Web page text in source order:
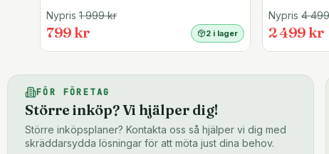
Nypris 1 999kr
799 kr 2 i lager
Nypris 4 499
2 499 kr
FÖR FÖRETAG
Större inköp? Vi hjälper dig!
Större inköpsplaner? Kontakta oss så hjälper vi dig med
skräddarsydda lösningar för att möta just dina behov.